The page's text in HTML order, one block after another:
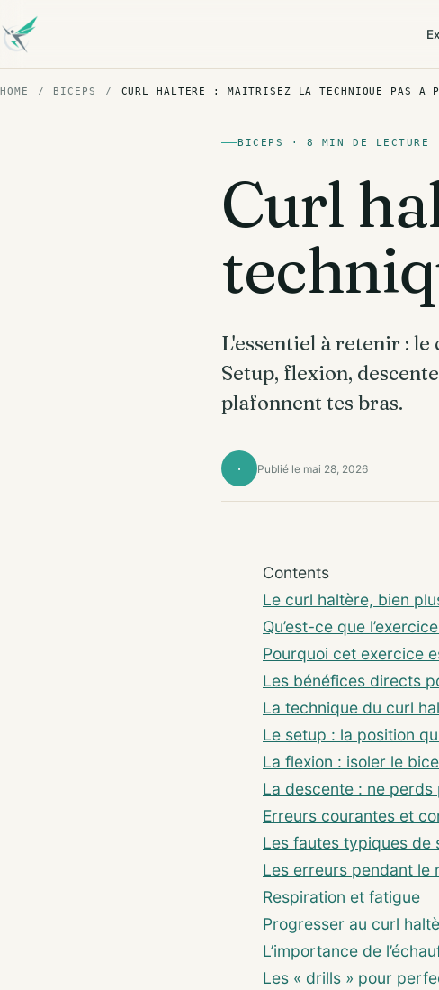
HOME / BICEPS / CURL HALTÈRE : MAÎTRISEZ LA TECHNIQUE PAS À
BICEPS · 8 MIN DE LECTURE
Curl
L'essentiel à retenir :
Setup, flexion,
plafonnent tes bras.
· Publié le mai 28, 2026
Contents
Le curl haltère, bien
Qu’est-ce que
Pourquoi cet exercice
Les bénéfices directs
La technique du curl
Le setup : la position
La flexion : isoler le
La descente : ne perds
Erreurs courantes et
Les fautes typiques de
Les erreurs pendant le
Respiration et fatigue
Progresser au curl
L’importance de
Les « drills » pour